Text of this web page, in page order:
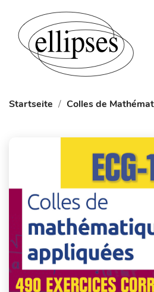
Startseite Colles de